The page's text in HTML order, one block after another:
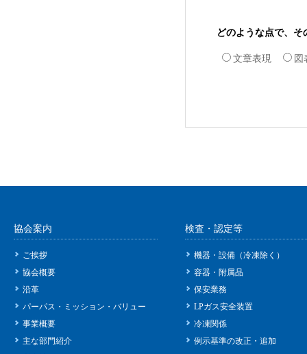
どのような点で、
文章表現 図
協会案内
ご挨拶
協会概要
沿革
パーパス・ミッション・バリュー
事業概要
主な部門紹介
検査・認定等
機器・設備（冷凍除く）
容器・附属品
保安業務
LPガス安全装置
冷凍関係
例示基準の改正・追加